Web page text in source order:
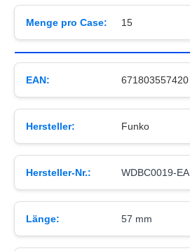
Menge pro Case: 15
EAN: 671803557420
Hersteller: Funko
Hersteller-Nr.: WDBC0019-EA
Länge: 57 mm